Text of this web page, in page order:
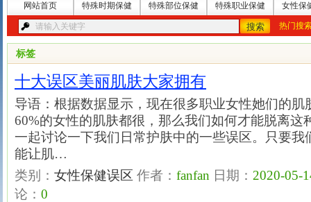
网站首页 特殊时期保健 特殊部位保健 特殊职业保健 女性保
热门搜
标签
十大误区美丽肌肤大家拥有
导语：根据数据显示，现在很多职业女性她们的肌
60%的女性的肌肤都很，那么我们如何才能脱离这
一起讨论一下我们日常护肤中的一些误区。只要我
能让肌…
类别： 女性保健误区 作者： fanfan 日期： 2020-05-
论： 0